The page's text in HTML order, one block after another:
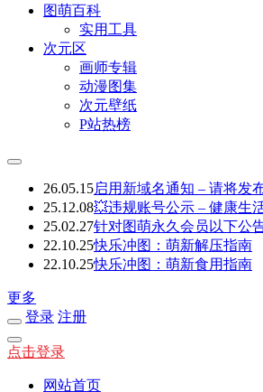
图萌百科
实用工具
次元区
画师专辑
动漫图集
次元壁纸
P站热榜
26.05.15启用新域名通知 – 请将发
25.12.08💥违规账号公示 – 健康生
25.02.27针对图萌永久会员以下公
22.10.25快乐冲图：萌新解压指南
22.10.25快乐冲图：萌新食用指南
更多
登录 注册
点击登录
网站首页